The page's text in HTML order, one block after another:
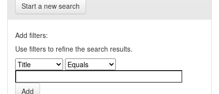
Start a new search
Add filters:
Use filters to refine the search results.